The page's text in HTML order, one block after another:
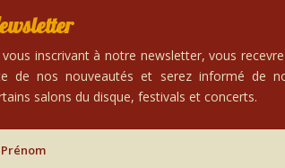
vous inscrivant à notre newsletter, vous
de nos nouveautés et serez informé de
salons du disque, festivals et concerts.